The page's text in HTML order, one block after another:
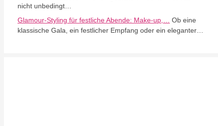
nicht unbedingt…
Glamour-Styling für festliche Abende: Make-up,…
Ob eine
klassische Gala, ein festlicher Empfang oder ein eleganter…